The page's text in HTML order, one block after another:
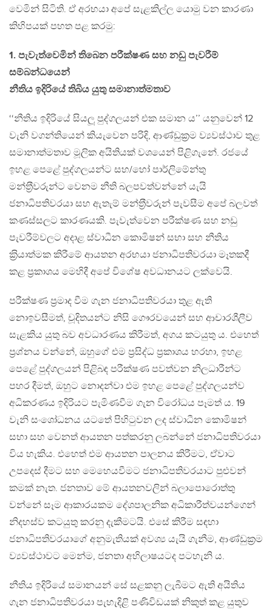
වෙමින් සිටිති. ඒ අරභයා අපේ සැළකිල්ල යොමු වන කාරණා
කිහිපයක් පහත පළ කරමු:
1. පැවැත්වෙමින් තිබෙන පරීක්ෂණ සහ නඩු පැවරීම්
සම්බන්ධයෙන්
නීතිය ඉදිරියේ තිබිය යුතු සමානාත්මතාව
‘‘නීතිය ඉදිරියේ සියලූ පුද්ගලයන් එක සමාන ය’’ යනුවෙන් 12
වැනි වගන්තියෙන් කියැවෙන පරිදි, ආණ්ඩුක‍්‍රම ව්‍යවස්ථාව තුළ
සමානාත්මතාව මූලික අයිතියක් වශයෙන් පිළිගැනේ. රජයේ
ඉහළ පෙළේ පුද්ගලයන්ට සහ/හෝ පාර්ලිමේන්තු
මන්ත‍්‍රීවරුන්ට වෙනම නීති බලපවත්වන්නේ යැයි
ජනාධිපතිවරයා සහ ඇතැම් මන්ත‍්‍රීවරුන් පැවසීම අපේ බලවත්
කණස්සලට කාරණයකි. පැවැත්වෙන පරීක්ෂණ සහ නඩු
පැවරීම්වලට අදාළ ස්වාධීන කොමිෂන් සභා සහ නීතිය
ක‍්‍රියාත්මක කිරීමේ ආයතන අරභයා ජනාධිපතිවරයා මෑතකදී
කළ ප‍්‍රකාශය මෙහිදී අපේ විශේෂ අවධානයට ලක්වෙයි.
පරීක්ෂණ ප‍්‍රමාද වීම ගැන ජනාධිපතිවරයා තුළ ඇති
නොඉවසීමත්, චූදිතයන්ට නිසි ගෞරවයෙන් සහ ආචාරශීලීව
සැළකිය යුතු බව අවධාරණය කිරීමත්, අගය කටයුතු ය. එහෙත්
ප‍්‍රශ්නය වන්නේ, ඔහුගේ එම ප‍්‍රසිද්ධ ප‍්‍රකාශය හරහා, ඉහළ
පෙළේ පුද්ගලයන් පිළිබඳ පරීක්ෂණ පවත්වන නිලධාරීන්ට
පහර දීමත්, ඔහුට නොදන්වා එම ඉහළ පෙළේ පුද්ගලයන්ව
අධිකරණය ඉදිරියට පැමිණවීම ගැන විරෝධය පෑමත් ය. 19
වැනි සංශෝධනය යටතේ පිහිටුවන ලද ස්වාධීන කොමිෂන්
සභා සහ වෙනත් ආයතන පත්කරනු ලබන්නේ ජනාධිපතිවරයා
විය හැකිය. එහෙත් එම ආයතන පාලනය කිරීමට, ඒවාට
උපදෙස් දීමට සහ මෙහෙයවීමට ජනාධිපතිවරයාට පුළුවන්
කමක් නැත. ජනතාව මේ ආයතනවලින් බලාපොරොත්තු
වන්නේ සෑම ආකාරයකම දේශපාලනික අධිකාරීත්වයන්ගෙන්
නිදහස්ව කටයුතු කරනු දැකීමටයි. එසේ කිරීම සඳහා
ජනාධිපතිවරයාගේ අනුමැතියක් අවශ්‍ය යැයි ගැනීම, ආණ්ඩුක‍්‍රම
ව්‍යවස්ථාවට මෙන්ම, ජනතා අභිලාෂයටද පටහැනි ය.
නීතිය ඉදිරියේ සමානයන් සේ සළකනු ලැබීමට ඇති අයිතිය
ගැන ජනාධිපතිවරයා පැහැදිළි පණිවිඩයක් නිකුත් කළ යුතුව